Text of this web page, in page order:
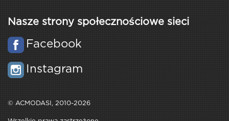
Nasze strony społecznościowe sieci
Facebook
Instagram
© ACMODASI, 2010-2026